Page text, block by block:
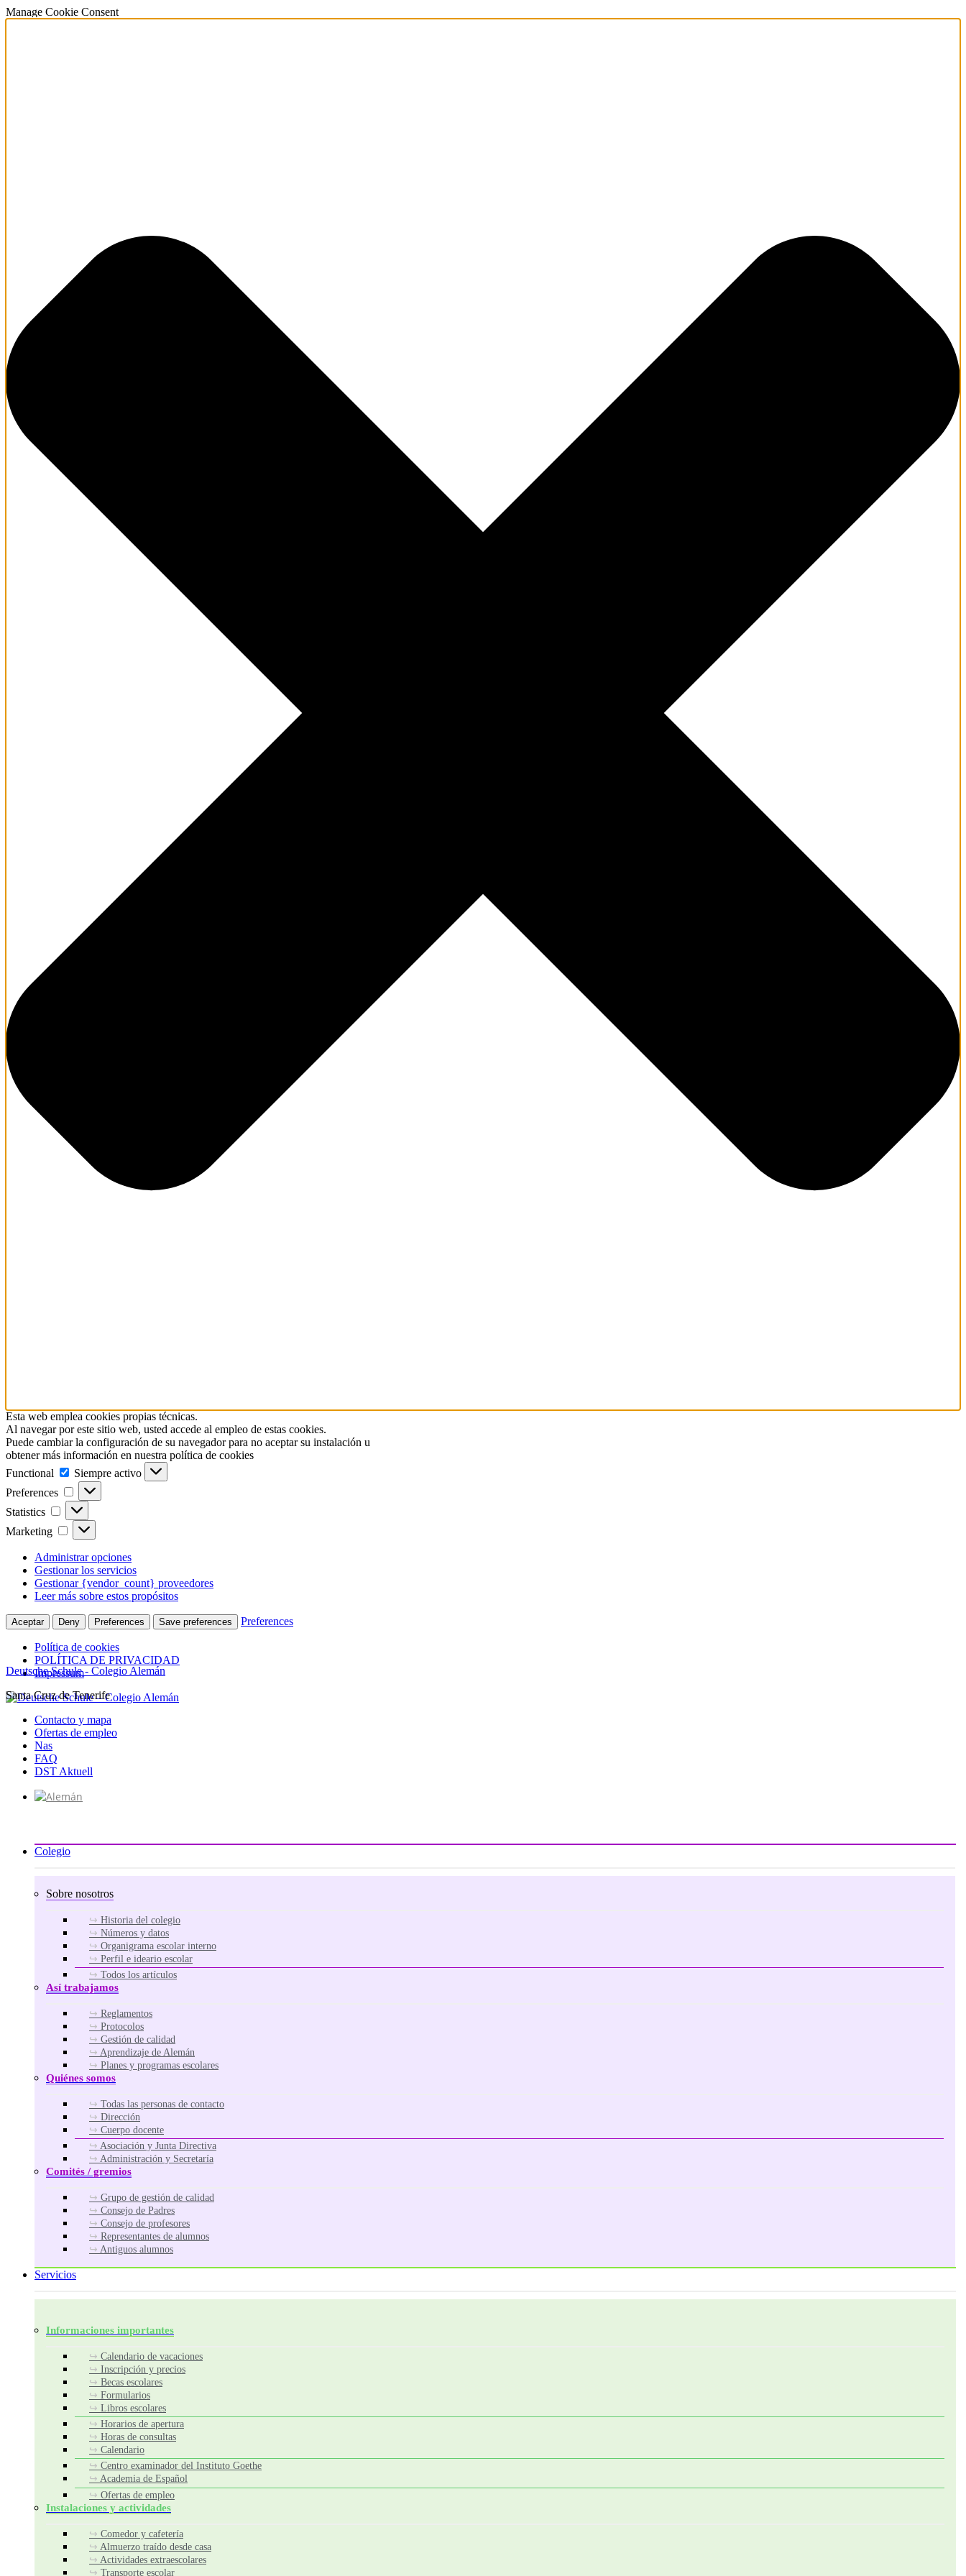
Manage Cookie Consent
Esta web emplea cookies propias técnicas.
Al navegar por este sitio web, usted accede al empleo de estas cookies.
Puede cambiar la configuración de su navegador para no aceptar su instalación u
obtener más información en nuestra política de cookies
Functional
Functional
Siempre activo
Preferences
Preferences
Statistics Statistics
Marketing Marketing
Administrar opciones
Gestionar los servicios
Gestionar {vendor_count} proveedores
Leer más sobre estos propósitos
Aceptar Deny Preferences Save preferences Preferences
Política de cookies
POLÍTICA DE PRIVACIDAD
Impressum
Ir
contenido
Deutsche Schule - Colegio Alemán
Santa Cruz de Tenerife
Contacto y mapa
Ofertas de empleo
Nas
FAQ
DST Aktuell
Colegio
Sobre nosotros
Historia del colegio
Números y datos
Organigrama escolar interno
Perfil e ideario escolar
Todos los artículos
Así trabajamos
Reglamentos
Protocolos
Gestión de calidad
Aprendizaje de Alemán
Planes y programas escolares
Quiénes somos
Todas las personas de contacto
Dirección
Cuerpo docente
Asociación y Junta Directiva
Administración y Secretaría
Comités / gremios
Grupo de gestión de calidad
Consejo de Padres
Consejo de profesores
Representantes de alumnos
Antiguos alumnos
Servicios
Informaciones importantes
Calendario de vacaciones
Inscripción y precios
Becas escolares
Formularios
Libros escolares
Horarios de apertura
Horas de consultas
Calendario
Centro examinador del Instituto Goethe
Academia de Español
Ofertas de empleo
Instalaciones y actividades
Comedor y cafetería
Almuerzo traído desde casa
Actividades extraescolares
Transporte escolar